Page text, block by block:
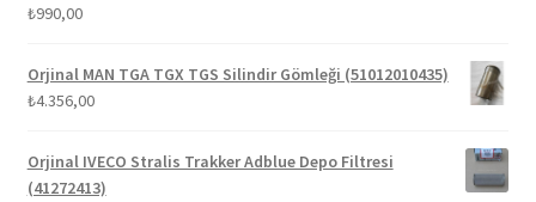
₺990,00
Orjinal MAN TGA TGX TGS Silindir Gömleği (51012010435)
₺4.356,00
Orjinal IVECO Stralis Trakker Adblue Depo Filtresi
(41272413)